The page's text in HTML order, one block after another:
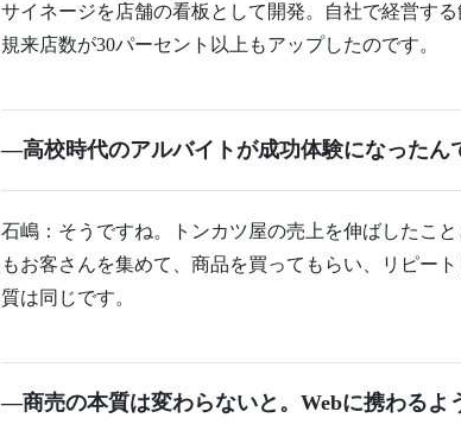
サイネージを店舗の看板として開発。自社で経営す
規来店数が30パーセント以上もアップしたのです。
―高校時代のアルバイトが成功体験になったん
石嶋：そうですね。トンカツ屋の売上を伸ばしたこ
もお客さんを集めて、商品を買ってもらい、リピー
質は同じです。
―商売の本質は変わらないと。Webに携わるよ